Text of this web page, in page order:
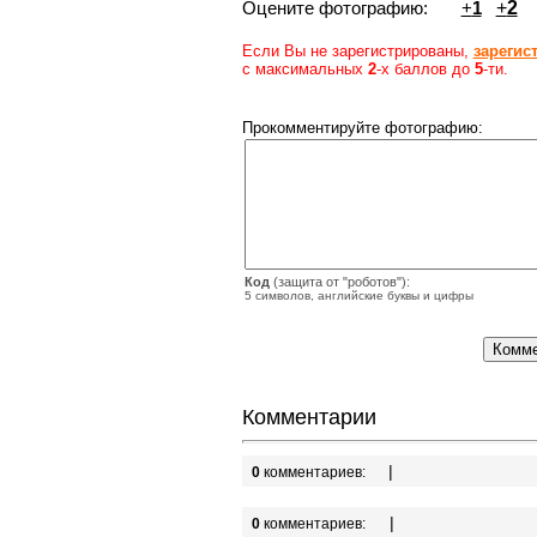
Оцените фотографию: +1 +2
Если Вы не зарегистрированы,
с максимальных 2-х баллов до 5-ти.
Прокомментируйте фотографию:
Код (защита от "роботов"):
5 символов, английские буквы и цифры
Комментарии
0комментариев: |
0комментариев:|